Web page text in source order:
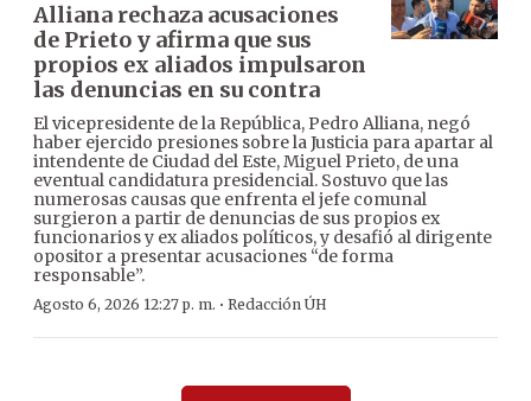
Alliana rechaza acusaciones
de Prieto y afirma que sus
propios ex aliados impulsaron
las denuncias en su contra
El vicepresidente de la República, Pedro Alliana, negó
haber ejercido presiones sobre la Justicia para apartar al
intendente de Ciudad del Este, Miguel Prieto, de una
eventual candidatura presidencial. Sostuvo que las
numerosas causas que enfrenta el jefe comunal
surgieron a partir de denuncias de sus propios ex
funcionarios y ex aliados políticos, y desafió al dirigente
opositor a presentar acusaciones “de forma
responsable”.
Agosto 6, 2026 12:27 p. m. · Redacción ÚH